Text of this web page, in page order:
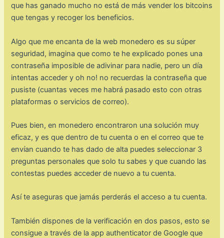
que has ganado mucho no está de más vender los bitcoins
que tengas y recoger los beneficios.
Algo que me encanta de la web monedero es su súper
seguridad, imagina que como te he explicado pones una
contraseña imposible de adivinar para nadie, pero un día
intentas acceder y oh no! no recuerdas la contraseña que
pusiste (cuantas veces me habrá pasado esto con otras
plataformas o servicios de correo).
Pues bien, en monedero encontraron una solución muy
eficaz, y es que dentro de tu cuenta o en el correo que te
envían cuando te has dado de alta puedes seleccionar 3
preguntas personales que solo tu sabes y que cuando las
contestas puedes acceder de nuevo a tu cuenta.
Así te aseguras que jamás perderás el acceso a tu cuenta.
También dispones de la verificación en dos pasos, esto se
consigue a través de la app authenticator de Google que